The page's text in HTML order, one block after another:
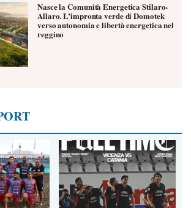
Nasce la Comunità Energetica Stilaro-
Allaro. L’impronta verde di Domotek
verso autonomia e libertà energetica nel
reggino